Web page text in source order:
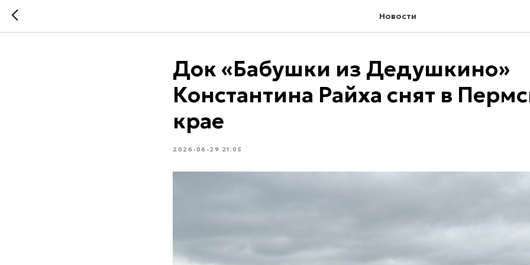
Новости
Док «Бабушки из Дедушкино»
Константина Райха снят в
крае
2026-06-29 21:05